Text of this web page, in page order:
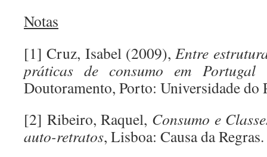
Notas
[1] Cruz, Isabel (2009),Entre
práticas de consumo em Portugal
Doutoramento, Porto: Universidade do
[2] Ribeiro, Raquel, Consumo e
auto-retratos, Lisboa: Causa da Regras.